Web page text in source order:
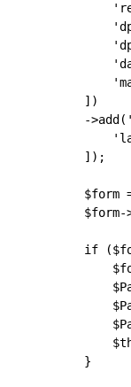
        ])
-
        ]);
$form
$form-
if
        }